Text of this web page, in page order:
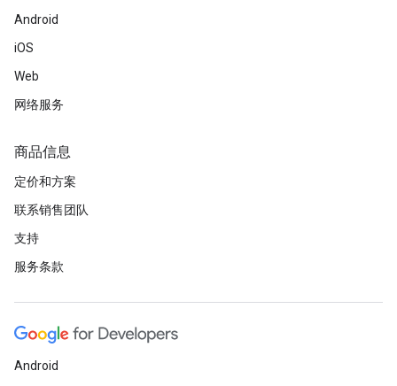
Android
iOS
Web
网络服务
商品信息
定价和方案
联系销售团队
支持
服务条款
Android